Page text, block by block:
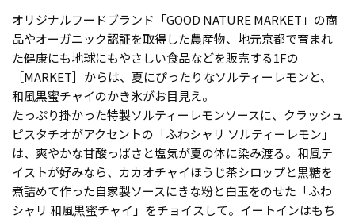
オリジナルフードブランド「GOOD NATURE MARKET」の商
品やオーガニック認証を取得した農産物、地元京都で育まれ
た健康にも地球にもやさしい食品などを販売する1Fの
［MARKET］からは、夏にぴったりなソルティーレモンと、
和風黒蜜チャイのかき氷がお目見え。
たっぷり掛かった特製ソルティーレモンソースに、クラッシュ
ピスタチオがアクセントの「ふわシャリ ソルティーレモン」
は、爽やかな甘酸っぱさと塩気が夏の体に染み渡る。和風テ
イストが好みなら、カカオチャイほうじ茶シロップと黒糖を
煮詰めて作った自家製ソースにきな粉と白玉をのせた「ふわ
シャリ 和風黒蜜チャイ」をチョイスして。イートインはもち